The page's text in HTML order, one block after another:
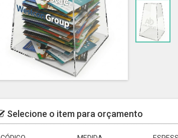
Selecione o item para orçamento